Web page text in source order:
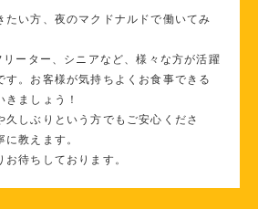
たい方、夜のマクドナルドで働いてみ
ーター、シニアなど、様々な方が活躍
す。お客様が気持ちよくお食事できる
ましょう！
久しぶりという方でもご安心くださ
教えます。
待ちしております。